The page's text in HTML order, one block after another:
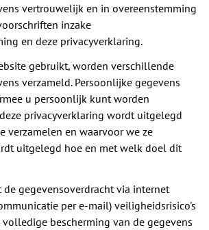
vertrouwelijk en in overeenstemming
inzake
en deze privacyverklaring.
gebruikt, worden verschillende
verzameld. Persoonlijke gegevens
u persoonlijk kunt worden
privacyverklaring wordt uitgelegd
verzamelen en waarvoor we ze
uitgelegd hoe en met welk doel dit
de gegevensoverdracht via internet
per e-mail) veiligheidsrisico's
bescherming van de gegevens